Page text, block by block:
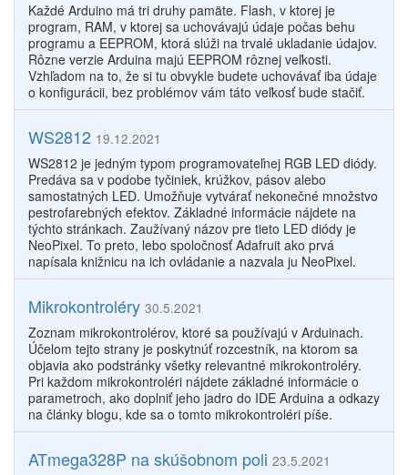
Každé Arduino má tri druhy pamäte. Flash, v ktorej je
program, RAM, v ktorej sa uchovávajú údaje počas behu
programu a EEPROM, ktorá slúži na trvalé ukladanie údajov.
Rôzne verzie Arduina majú EEPROM rôznej veľkosti.
Vzhľadom na to, že si tu obvykle budete uchovávať iba údaje
o konfigurácii, bez problémov vám táto veľkosť bude stačiť.
WS2812 19.12.2021
WS2812 je jedným typom programovateľnej RGB LED diódy.
Predáva sa v podobe tyčiniek, krúžkov, pásov alebo
samostatných LED. Umožňuje vytvárať nekonečné množstvo
pestrofarebných efektov. Základné informácie nájdete na
týchto stránkach. Zaužívaný názov pre tieto LED diódy je
NeoPixel. To preto, lebo spoločnosť Adafruit ako prvá
napísala knižnicu na ich ovládanie a nazvala ju NeoPixel.
Mikrokontroléry 30.5.2021
Zoznam mikrokontrolérov, ktoré sa používajú v Arduinach.
Účelom tejto strany je poskytnúť rozcestník, na ktorom sa
objavia ako podstránky všetky relevantné mikrokontroléry.
Pri každom mikrokontroléri nájdete základné informácie o
parametroch, ako doplniť jeho jadro do IDE Arduina a odkazy
na články blogu, kde sa o tomto mikrokontroléri píše.
ATmega328P na skúšobnom poli 23.5.2021